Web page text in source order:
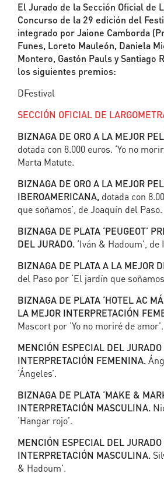
El Jurado de la Sección Oficial de
Concurso de la 29 edición del
integrado por Jaione Camborda
Funes, Loreto Mauleón, Daniela
Montero, Gastón Pauls y Santiago
los siguientes premios:
DFestival
SECCIÓN OFICIAL DE
BIZNAGA DE ORO A LA MEJOR
dotada con 8.000 euros. ‘Yo no
Marta Matute.
BIZNAGA DE ORO A LA MEJOR
IBEROAMERICANA, dotada con
que soñamos’, de Joaquín del Paso.
BIZNAGA DE PLATA ‘PEUGEOT’
DEL JURADO. ‘Iván & Hadoum’,
BIZNAGA DE PLATA A LA MEJOR
del Paso por ‘El jardín que
BIZNAGA DE PLATA ‘HOTEL AC
LA MEJOR INTERPRETACIÓN
Mascort por ‘Yo no moriré de amor’.
MENCIÓN ESPECIAL DEL
INTERPRETACIÓN FEMENINA.
‘Ángeles’.
BIZNAGA DE PLATA ‘MAKE &
INTERPRETACIÓN MASCULINA.
‘Hangar rojo’.
MENCIÓN ESPECIAL DEL
INTERPRETACIÓN MASCULINA.
& Hadoum’.